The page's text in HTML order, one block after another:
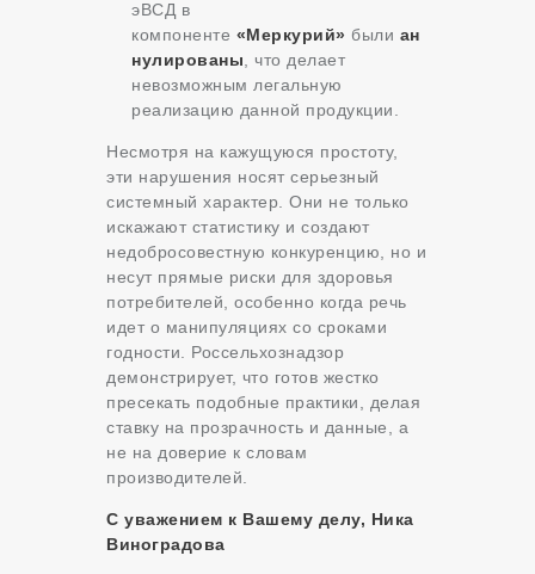
эВСД в
компоненте «Меркурий» были ан
нулированы , что делает
невозможным легальную
реализацию данной продукции.
Несмотря на кажущуюся простоту,
эти нарушения носят серьезный
системный характер. Они не только
искажают статистику и создают
недобросовестную конкуренцию, но и
несут прямые риски для здоровья
потребителей, особенно когда речь
идет о манипуляциях со сроками
годности. Россельхознадзор
демонстрирует, что готов жестко
пресекать подобные практики, делая
ставку на прозрачность и данные, а
не на доверие к словам
производителей.
С уважением к Вашему делу, Ника
Виноградова